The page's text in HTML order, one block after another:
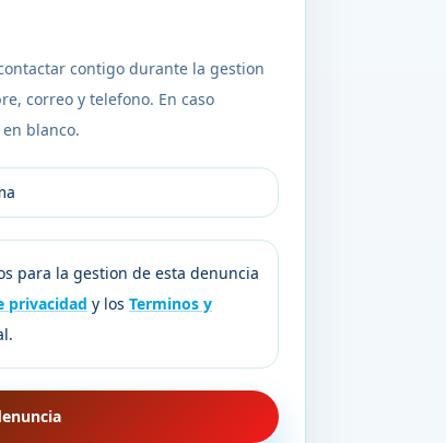
contigo durante la gestion
correo y telefono. En caso
blanco.
para la gestion de esta denuncia
privacidad y los Terminos y